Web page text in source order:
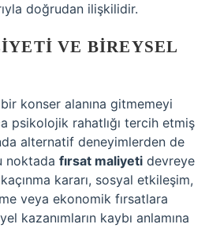
doğrudan ilişkilidir.
VE BIREYSEL
konser alanına gitmemeyi
psikolojik rahatlığı tercih etmiş
alternatif deneyimlerden de
noktada fırsat maliyeti devreye
kararı, sosyal etkileşim,
veya ekonomik fırsatlara
kazanımların kaybı anlamına